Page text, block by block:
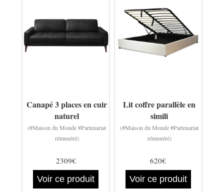
Canapé 3 places en cuir
naturel
(#Maison du Monde #Partenariat
rémunéré)
2309€
Voir ce produit
Lit coffre parallèle en
simili
(#Maison du Monde #Partenariat
rémunéré)
620€
Voir ce produit